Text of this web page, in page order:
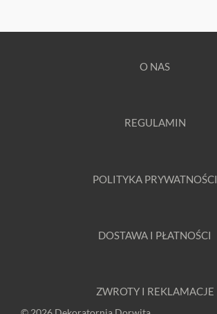
O NAS
REGULAMIN
POLITYKA PRYWATNOŚCI
DOSTAWA I PŁATNOŚCI
ZWROTY I REKLAMACJE